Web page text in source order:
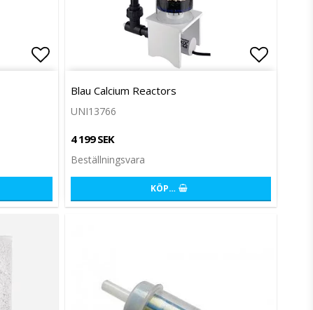
Lägg till i favoritlistan
Blau Calcium Reactors
UNI13766
4 199 SEK
Beställningsvara
KÖP…